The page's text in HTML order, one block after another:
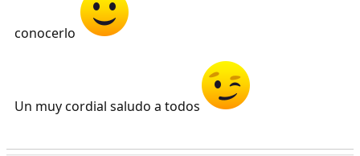
conocerlo
Un muy cordial saludo a todos